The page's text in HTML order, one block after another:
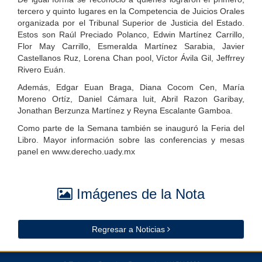
tercero y quinto lugares en la Competencia de Juicios Orales
organizada por el Tribunal Superior de Justicia del Estado.
Estos son Raúl Preciado Polanco, Edwin Martínez Carrillo,
Flor May Carrillo, Esmeralda Martínez Sarabia, Javier
Castellanos Ruz, Lorena Chan pool, Víctor Ávila Gil, Jeffrrey
Rivero Euán.
Además, Edgar Euan Braga, Diana Cocom Cen, María
Moreno Ortíz, Daniel Cámara Iuit, Abril Razon Garibay,
Jonathan Berzunza Martínez y Reyna Escalante Gamboa.
Como parte de la Semana también se inauguró la Feria del
Libro. Mayor información sobre las conferencias y mesas
panel en www.derecho.uady.mx
Imágenes de la Nota
Regresar a Noticias